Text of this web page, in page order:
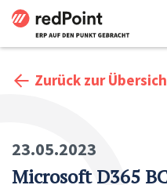
Zurück zur
23.05.2023
Microsoft D365